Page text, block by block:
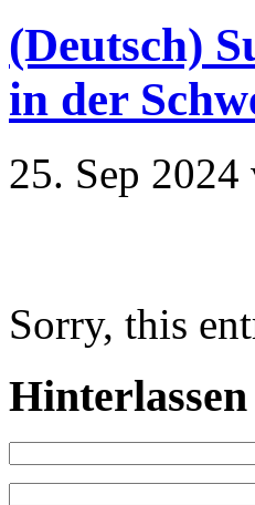
(Deutsch)
in der
25. Sep 2024
Sorry, this